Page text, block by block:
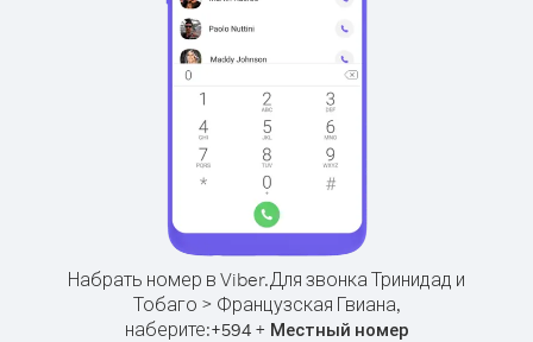
Набрать номер в Viber.Для звонка Тринидад и
Тобаго > Французская Гвиана,
наберите:+594+ Местный номер